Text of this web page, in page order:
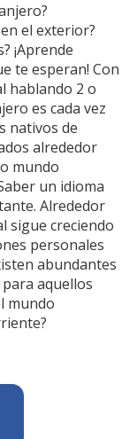
el exterior?
¡Aprende
te esperan! Con
hablando 2 o
es cada vez
nativos de
alrededor
mundo
un idioma
Alrededor
sigue creciendo
personales
abundantes
aquellos
mundo